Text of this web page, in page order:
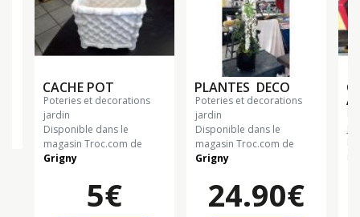
CACHE POT
poteries et decorations
jardin
Disponible dans le
magasin Troc.com de
Grigny
5€
PLANTES DECO
poteries et decorations
jardin
Disponible dans le
magasin Troc.com de
Grigny
24.90€